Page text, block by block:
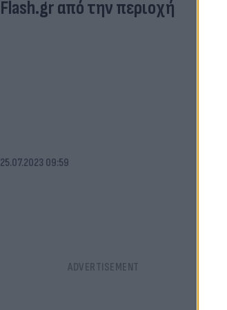
Flash.gr από την περιοχή
25.07.2023 09:59